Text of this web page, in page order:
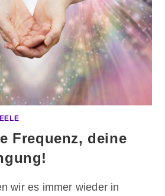
Frequenz, deine
wir es immer wieder in